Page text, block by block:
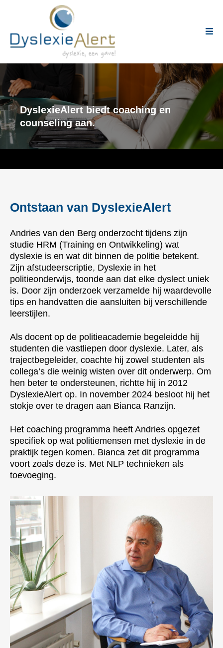
DyslexieAlert biedt coaching en
counseling aan.
Ontstaan van DyslexieAlert
Andries van den Berg onderzocht tijdens zijn
studie HRM (Training en Ontwikkeling) wat
dyslexie is en wat dit binnen de politie betekent.
Zijn afstudeerscriptie, Dyslexie in het
politieonderwijs, toonde aan dat elke dyslect uniek
is. Door zijn onderzoek verzamelde hij waardevolle
tips en handvatten die aansluiten bij verschillende
leerstijlen.
Als docent op de politieacademie begeleidde hij
studenten die vastliepen door dyslexie. Later, als
trajectbegeleider, coachte hij zowel studenten als
collega’s die weinig wisten over dit onderwerp. Om
hen beter te ondersteunen, richtte hij in 2012
DyslexieAlert op. In november 2024 besloot hij het
stokje over te dragen aan Bianca Ranzijn.
⁠⁠Het coaching programma heeft Andries opgezet
specifiek op wat politiemensen met dyslexie in de
praktijk tegen komen. Bianca zet dit programma
voort zoals deze is. Met NLP technieken als
toevoeging.